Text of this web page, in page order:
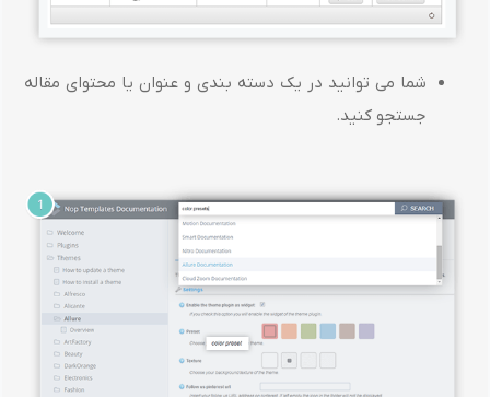
شما می توانید در یک دسته بندی و عنوان یا محتوای مقاله
جستجو کنید.